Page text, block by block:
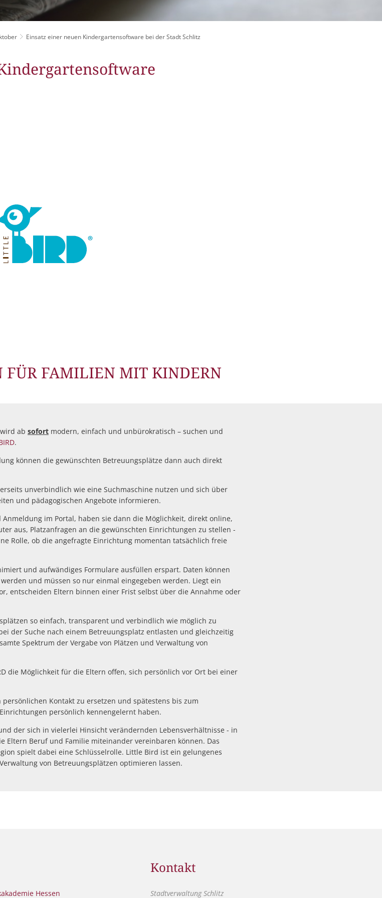
Bürgerhaus
Fahrpläne
Müllabfuhr Schlitzer Geschichten
Einsatz einer neuen Kindergartensoftware bei der Stadt Schlitz
FÜR FAMILIEN MIT KINDERN
ab sofort modern, einfach und unbürokratisch – suchen und
.
können die gewünschten Betreuungsplätze dann auch direkt
unverbindlich wie eine Suchmaschine nutzen und sich über
und pädagogischen Angebote informieren.
im Portal, haben sie dann die Möglichkeit, direkt online,
aus, Platzanfragen an die gewünschten Einrichtungen zu stellen -
Rolle, ob die angefragte Einrichtung momentan tatsächlich freie
und aufwändiges Formulare ausfüllen erspart. Daten können
und müssen so nur einmal eingegeben werden. Liegt ein
entscheiden Eltern binnen einer Frist selbst über die Annahme oder
so einfach, transparent und verbindlich wie möglich zu
der Suche nach einem Betreuungsplatz entlasten und gleichzeitig
Spektrum der Vergabe von Plätzen und Verwaltung von
die Möglichkeit für die Eltern offen, sich persönlich vor Ort bei einer
Kontakt zu ersetzen und spätestens bis zum
persönlich kennengelernt haben.
der sich in vielerlei Hinsicht verändernden Lebensverhältnisse - in
Eltern Beruf und Familie miteinander vereinbaren können. Das
spielt dabei eine Schlüsselrolle. Little Bird ist ein gelungenes
von Betreuungsplätzen optimieren lassen.
Hessen
Kontakt
Stadtverwaltung Schlitz